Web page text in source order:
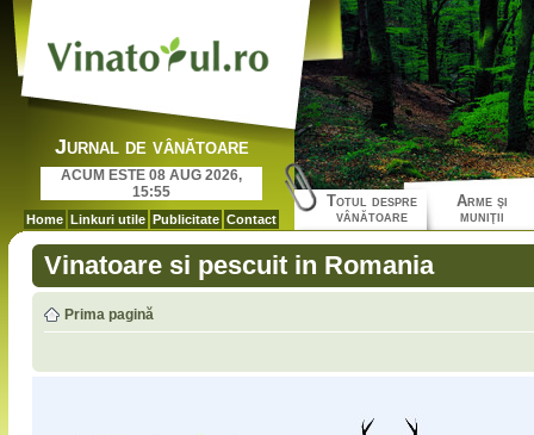
Jurnal de vânătoare
ACUM ESTE 08 AUG 2026,
15:55
Home Linkuri utile Publicitate Contact
Totul despre
vânătoare
Arme şi
muniţii
Vinatoare si pescuit in Romania
Prima pagină